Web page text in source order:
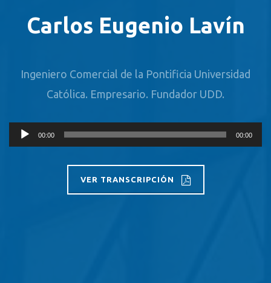
Carlos Eugenio Lavín
Ingeniero Comercial de la Pontificia Universidad
Católica. Empresario. Fundador UDD.
Reproductor
00:00 00:00
VER TRANSCRIPCIÓN